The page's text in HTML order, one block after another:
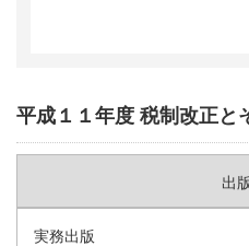
平成１１年度 税制改正と
出
実務出版